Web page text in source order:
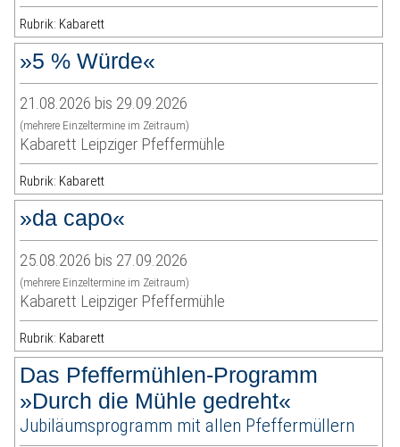
Rubrik: Kabarett
»5 % Würde«
21.08.2026 bis 29.09.2026
(mehrere Einzeltermine im Zeitraum)
Kabarett Leipziger Pfeffermühle
Rubrik: Kabarett
»da capo«
25.08.2026 bis 27.09.2026
(mehrere Einzeltermine im Zeitraum)
Kabarett Leipziger Pfeffermühle
Rubrik: Kabarett
Das Pfeffermühlen-Programm
»Durch die Mühle gedreht«
Jubiläumsprogramm mit allen Pfeffermüllern